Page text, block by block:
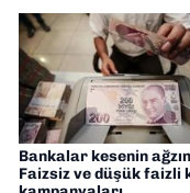
Bankalar kesenin
Faizsiz ve düşük faizli